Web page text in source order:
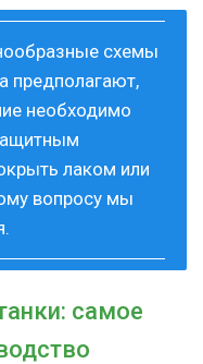
схемы
предполагают,
необходимо
лаком или
вопросу мы
самое